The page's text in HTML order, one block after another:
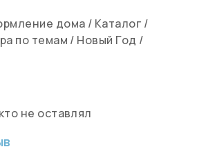
дома / Каталог /
по темам / Новый Год /
не оставлял